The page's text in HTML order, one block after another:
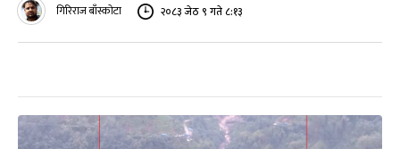
गिरिराज बाँस्कोटा २०८३ जेठ ९ गते ८:१३